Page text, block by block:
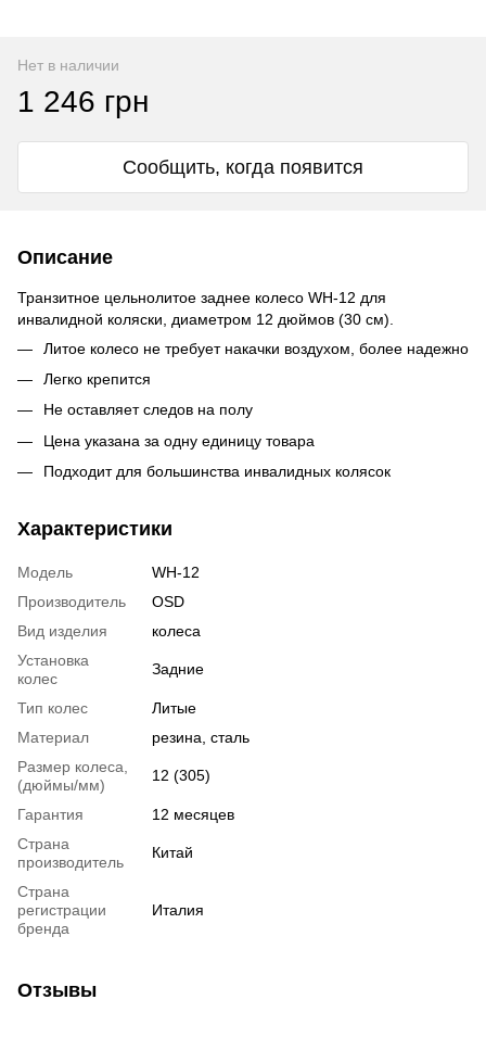
Нет в наличии
1 246 грн
Сообщить, когда появится
Описание
Транзитное цельнолитое заднее колесо WH-12 для
инвалидной коляски, диаметром 12 дюймов (30 см).
Литое колесо не требует накачки воздухом, более надежно
Легко крепится
Не оставляет следов на полу
Цена указана за одну единицу товара
Подходит для большинства инвалидных колясок
Характеристики
Модель
WH-12
Производитель
OSD
Вид изделия
колеса
Установка
колес
Задние
Тип колес
Литые
Материал
резина, сталь
Размер колеса,
(дюймы/мм)
12 (305)
Гарантия
12 месяцев
Страна
производитель
Китай
Страна
регистрации
бренда
Италия
Отзывы